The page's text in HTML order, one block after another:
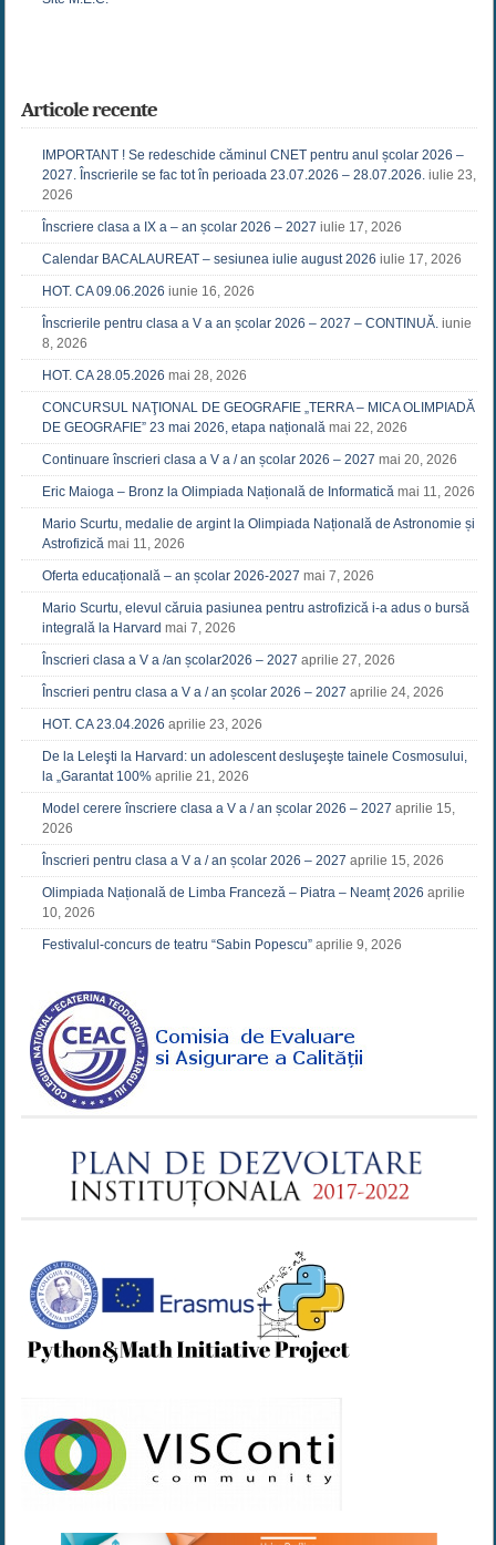
Articole recente
IMPORTANT ! Se redeschide căminul CNET pentru anul școlar 2026 –
2027. Înscrierile se fac tot în perioada 23.07.2026 – 28.07.2026. iulie 23,
2026
Înscriere clasa a IX a – an școlar 2026 – 2027 iulie 17, 2026
Calendar BACALAUREAT – sesiunea iulie august 2026 iulie 17, 2026
HOT. CA 09.06.2026 iunie 16, 2026
Înscrierile pentru clasa a V a an școlar 2026 – 2027 – CONTINUĂ. iunie
8, 2026
HOT. CA 28.05.2026 mai 28, 2026
CONCURSUL NAŢIONAL DE GEOGRAFIE „TERRA – MICA OLIMPIADĂ
DE GEOGRAFIE” 23 mai 2026, etapa națională mai 22, 2026
Continuare înscrieri clasa a V a / an școlar 2026 – 2027 mai 20, 2026
Eric Maioga – Bronz la Olimpiada Națională de Informatică mai 11, 2026
Mario Scurtu, medalie de argint la Olimpiada Națională de Astronomie și
Astrofizică mai 11, 2026
Oferta educațională – an școlar 2026-2027 mai 7, 2026
Mario Scurtu, elevul căruia pasiunea pentru astrofizică i-a adus o bursă
integrală la Harvard mai 7, 2026
Înscrieri clasa a V a /an școlar2026 – 2027 aprilie 27, 2026
Înscrieri pentru clasa a V a / an școlar 2026 – 2027 aprilie 24, 2026
HOT. CA 23.04.2026 aprilie 23, 2026
De la Leleşti la Harvard: un adolescent desluşeşte tainele Cosmosului,
la „Garantat 100% aprilie 21, 2026
Model cerere înscriere clasa a V a / an școlar 2026 – 2027 aprilie 15,
2026
Înscrieri pentru clasa a V a / an școlar 2026 – 2027 aprilie 15, 2026
Olimpiada Națională de Limba Franceză – Piatra – Neamț 2026 aprilie
10, 2026
Festivalul-concurs de teatru “Sabin Popescu” aprilie 9, 2026